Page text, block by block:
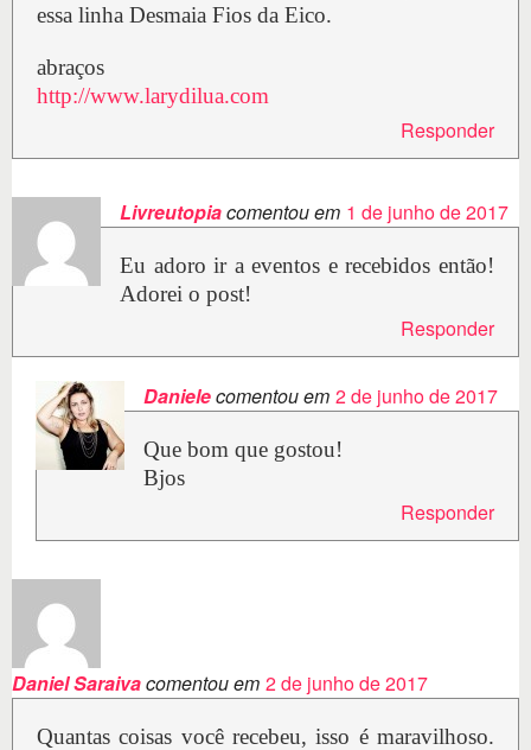
essa linha Desmaia Fios da Eico.
abraços
http://www.larydilua.com
Responder
Livreutopiacomentou em 1 de junho de 2017
Eu adoro ir a eventos e recebidos então!
Adorei o post!
Responder
Danielecomentou em 2 de junho de 2017
Que bom que gostou!
Bjos
Responder
Daniel Saraivacomentou em 2 de junho de 2017
Quantas coisas você recebeu, isso é maravilhoso.